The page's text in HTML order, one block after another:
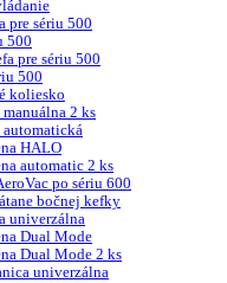
pre sériu 500
500
pre sériu 500
500
koliesko
2 ks
HALO
automatic 2 ks
po sériu 600
bočnej kefky
univerzálna
Dual Mode
Dual Mode 2 ks
univerzálna